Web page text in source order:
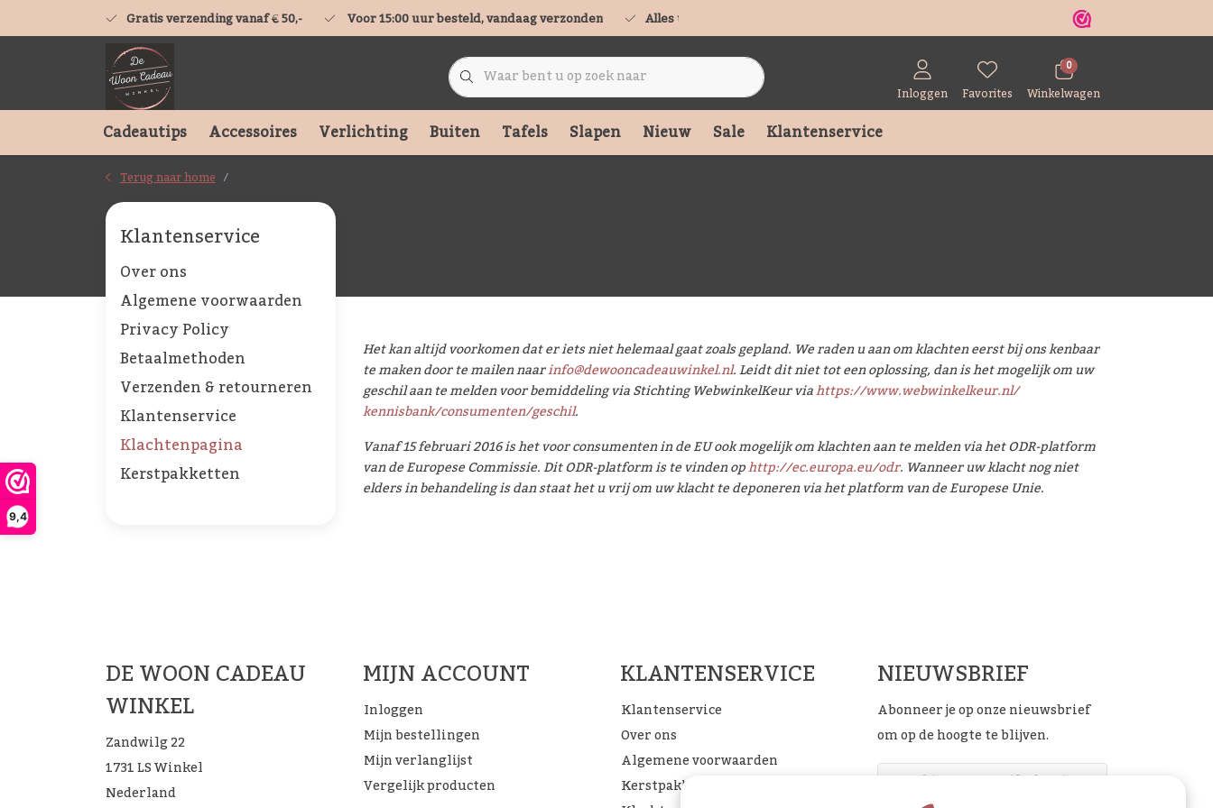
9,4
Gratis verzending vanaf € 50,- Voor 15:00 uur besteld, vandaag verzonden Alles uit voorraad leverbaar
Inloggen Favorites
0
Winkelwagen
Cadeautips Accessoires Verlichting Buiten Tafels Slapen Nieuw Sale Klantenservice
Terug naar home
Klantenservice
Over ons
Algemene voorwaarden
Privacy Policy
Betaalmethoden
Verzenden & retourneren
Klantenservice
Klachtenpagina
Kerstpakketten
Het kan altijd voorkomen dat er iets niet helemaal gaat zoals gepland. We raden u aan om klachten eerst bij ons kenbaar
te maken door te mailen naarinfo@dewooncadeauwinkel.nl. Leidt dit niet tot een oplossing, dan is het mogelijk om uw
geschil aan te melden voor bemiddeling via Stichting WebwinkelKeur viahttps://www.webwinkelkeur.nl/
kennisbank/consumenten/geschil.
Vanaf 15 februari 2016 is het voor consumenten in de EU ook mogelijk om klachten aan te melden via het ODR-platform
van de Europese Commissie. Dit ODR-platform is te vinden ophttp://ec.europa.eu/odr. Wanneer uw klacht nog niet
elders in behandeling is dan staat het u vrij om uw klacht te deponeren via het platform van de Europese Unie.
DE WOON CADEAU
WINKEL
Zandwilg 22
1731 LS Winkel
Nederland
MIJN ACCOUNT
Inloggen
Mijn bestellingen
Mijn verlanglijst
Vergelijk producten
KLANTENSERVICE
Klantenservice
Over ons
Algemene voorwaarden
Kerstpakketten
NIEUWSBRIEF
Abonneer je op onze nieuwsbrief
om op de hoogte te blijven.